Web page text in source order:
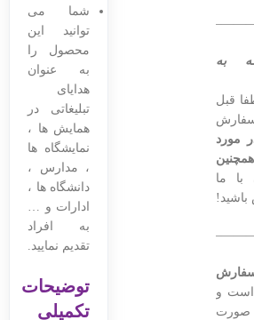
به
قبل
مورد
همچنین
با ما
است و
شما می
توانید این
محصول را
به عنوان
هدایای
تبلیغاتی در
همایش ها ،
نمایشگاه ها
، مدارس ،
دانشگاه ها ،
ادارات و …
به افراد
تقدیم نمایید.
توضیحات
تکمیلی